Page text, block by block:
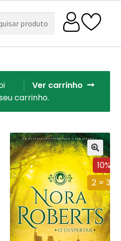
Ver carrinho
carrinho.
10%
2 = 3